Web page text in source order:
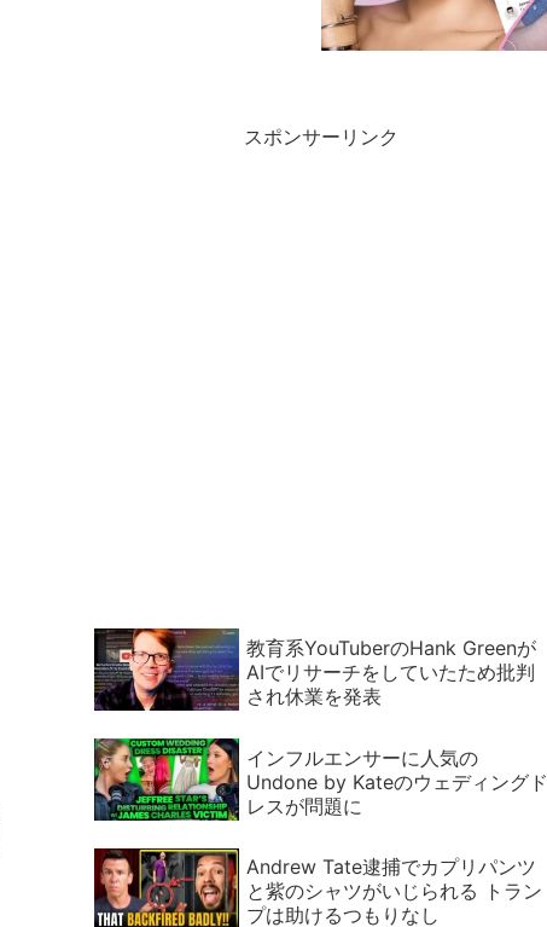
スポンサーリンク
教育系YouTuberのHank Greenが
AIでリサーチをしていたため批判
され休業を発表
インフルエンサーに人気の
Undone by Kateのウェディングド
レスが問題に
Andrew Tate逮捕でカプリパンツ
と紫のシャツがいじられる トラン
プは助けるつもりなし